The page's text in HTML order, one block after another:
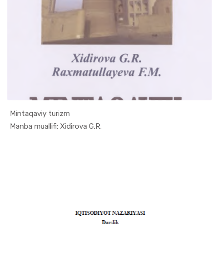
Mintaqaviy turizm
Manba muallifi: Xidirova G.R.In Turizm ...